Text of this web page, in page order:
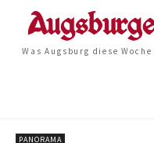
Was Augsburg diese
PANORAMA